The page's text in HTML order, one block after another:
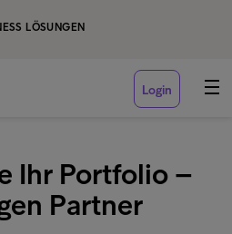
LÖSUNGEN
Login
Ihr Portfolio –
Partner